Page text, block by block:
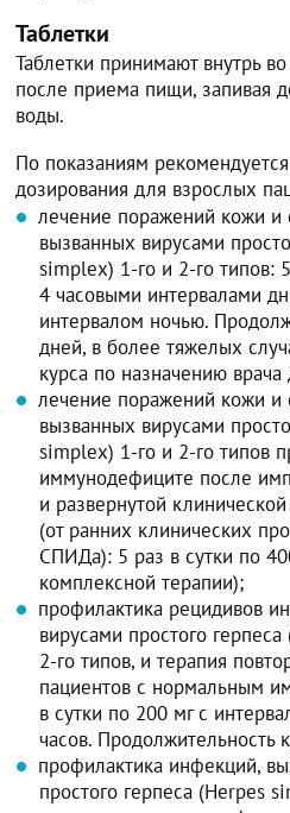
Таблетки
Таблетки принимают внутрь
после приема пищи, запивая
воды.
По показаниям
дозирования для взрослых
лечение поражений кожи и
вызванных вирусами
simplex) 1-го и 2-го типов:
4 часовыми интервалами
интервалом ночью.
дней, в более тяжелых
курса по назначению
лечение поражений кожи и
вызванных вирусами
simplex) 1-го и 2-го типов
иммунодефиците после
и развернутой
(от ранних клинических
СПИДа): 5 раз в сутки по
комплексной терапии);
профилактика рецидивов
вирусами простого
2-го типов, и терапия
пациентов с нормальным
в сутки по 200 мг с
часов. Продолжительность
профилактика инфекций,
простого герпеса (Herpes